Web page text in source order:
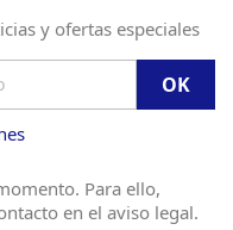
y ofertas especiales
Para ello,
en el aviso legal.